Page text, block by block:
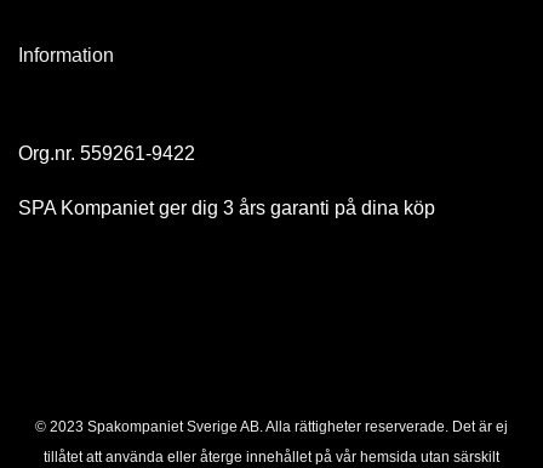
Information
Org.nr. 559261-9422
SPA Kompaniet ger dig 3 års garanti på dina köp
© 2023 Spakompaniet Sverige AB. Alla rättigheter reserverade. Det är ej
tillåtet att använda eller återge innehållet på vår hemsida utan särskilt